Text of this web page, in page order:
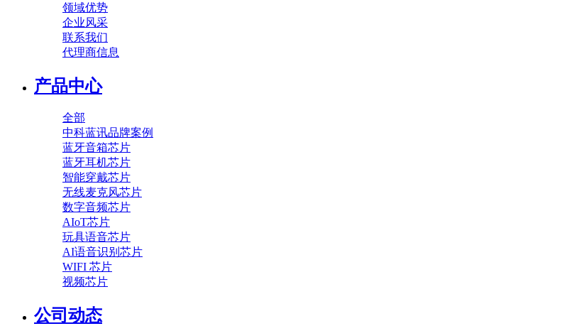
领域优势
企业风采
联系我们
代理商信息
产品中心
全部
中科蓝讯品牌案例
蓝牙音箱芯片
蓝牙耳机芯片
智能穿戴芯片
无线麦克风芯片
数字音频芯片
AIoT芯片
玩具语音芯片
AI语音识别芯片
WIFI 芯片
视频芯片
公司动态